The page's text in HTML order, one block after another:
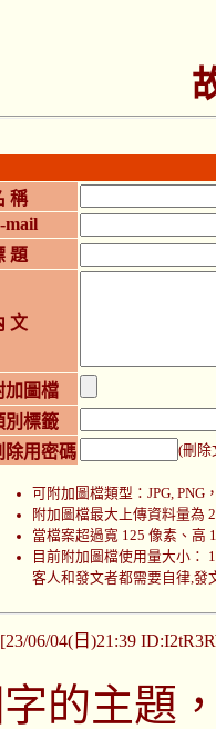
稱
mail
題
文
加圖檔
別標籤
除用密碼
(刪除
可附加圖檔類型：JPG, PNG
附加圖檔最大上傳資料量為
當檔案超過寬 125 像素、高
目前附加圖檔使用量大小：
客人和發文者都需要自律,發
[23/06/04(日)21:39
字的主題